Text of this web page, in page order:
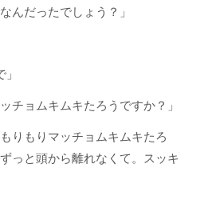
んだったでしょう？」
チョムキムキたろうですか？」
りもりマッチョムキムキたろ
っと頭から離れなくて。スッキ